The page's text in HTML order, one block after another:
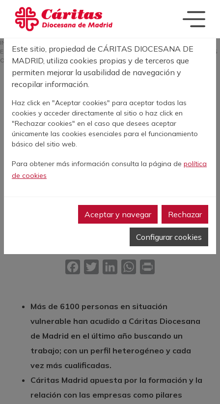
Pasar al contenido principal
SOBRESCRIBIR
INICIO
EL 60 % DE LAS PERSONAS DEMANDANTES DE
EMPLEO QUE ACUDEN A CÁRITAS MADRID TIENE ESTUDIOS SECUNDARIOS
O SUPERIORES
El 60 % de las
personas
demandantes de
empleo que acuden a
Cáritas Madrid tiene
o superiores
20 de Abril de 2023
FacebookTwitterLinkedInWhatsApp
Más de 6100 personas en situación
vulnerable han acudido a Cáritas Diocesana
de Madrid en el último año buscando un
trabajo; con un perfil heterogéneo y cada
vez más cualificadas.
Cáritas Madrid apuesta por la formación y la
relación con las empresas como pilares
Acerca de las cookies en este sitio
Este sitio, propiedad de CÁRITAS DIOCESANA DE
MADRID, utiliza cookies propias y de terceros que
permiten mejorar la usabilidad de navegación y
recopilar información.
Haz click en "Aceptar cookies" para aceptar todas las
cookies y acceder directamente al sitio o haz click en
"Rechazar cookies" en el caso que desees aceptar
únicamente las cookies esenciales para el funcionamiento
básico del sitio web.
Para obtener más información consulta la página de política
de cookies
Aceptar y navegar Rechazar
Configurar cookies